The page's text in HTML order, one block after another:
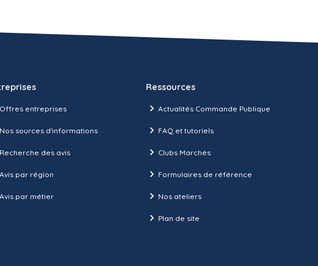
Offres entreprises
Nos sources d'informations
Recherche des avis
Avis par région
Avis par métier
Ressources
Actualités Commande Publique
FAQ et tutoriels
Clubs Marchés
Formulaires de référence
Nos ateliers
Plan de site